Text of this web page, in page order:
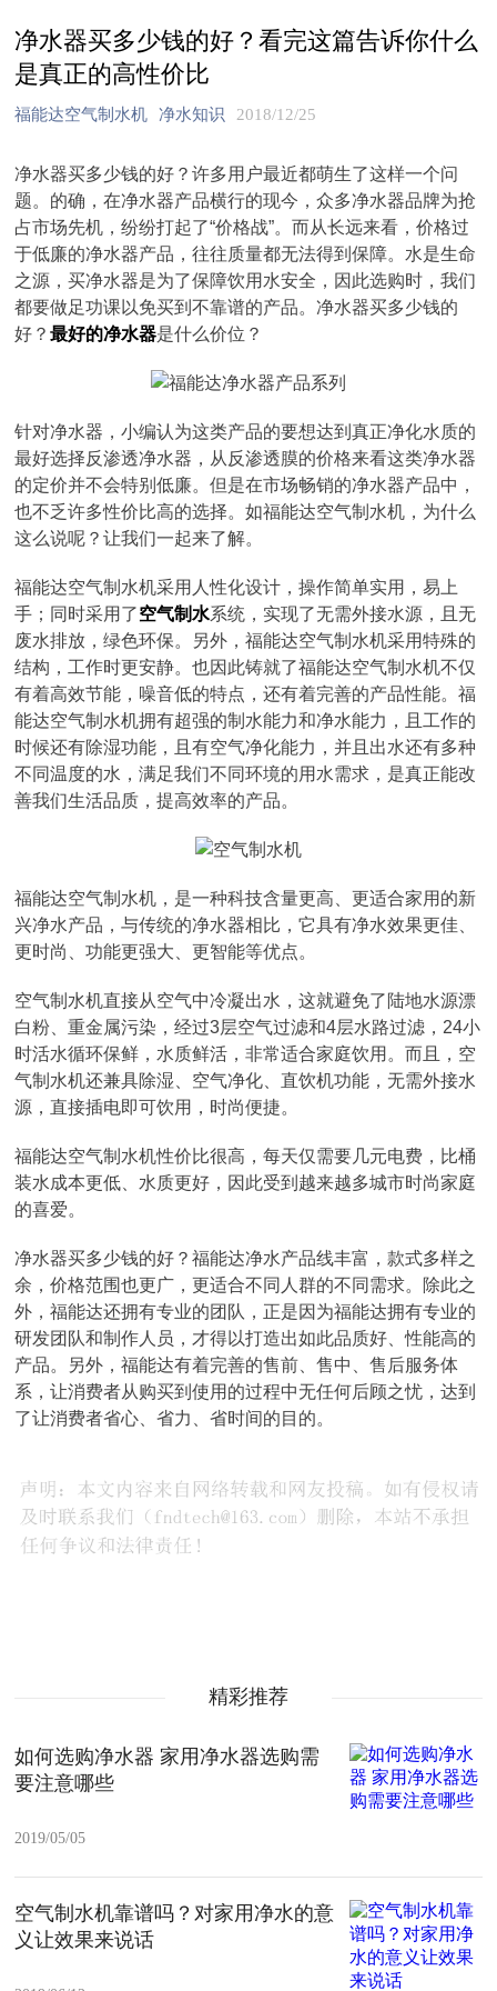
净水器买多少钱的好？看完这篇告诉你什么
是真正的高性价比
福能达空气制水机 净水知识 2018/12/25
净水器买多少钱的好？许多用户最近都萌生了这样一个问
题。的确，在净水器产品横行的现今，众多净水器品牌为抢
占市场先机，纷纷打起了“价格战”。而从长远来看，价格过
于低廉的净水器产品，往往质量都无法得到保障。水是生命
之源，买净水器是为了保障饮用水安全，因此选购时，我们
都要做足功课以免买到不靠谱的产品。净水器买多少钱的
好？最好的净水器是什么价位？
针对净水器，小编认为这类产品的要想达到真正净化水质的
最好选择反渗透净水器，从反渗透膜的价格来看这类净水器
的定价并不会特别低廉。但是在市场畅销的净水器产品中，
也不乏许多性价比高的选择。如福能达空气制水机，为什么
这么说呢？让我们一起来了解。
福能达空气制水机采用人性化设计，操作简单实用，易上
手；同时采用了空气制水系统，实现了无需外接水源，且无
废水排放，绿色环保。另外，福能达空气制水机采用特殊的
结构，工作时更安静。也因此铸就了福能达空气制水机不仅
有着高效节能，噪音低的特点，还有着完善的产品性能。福
能达空气制水机拥有超强的制水能力和净水能力，且工作的
时候还有除湿功能，且有空气净化能力，并且出水还有多种
不同温度的水，满足我们不同环境的用水需求，是真正能改
善我们生活品质，提高效率的产品。
福能达空气制水机，是一种科技含量更高、更适合家用的新
兴净水产品，与传统的净水器相比，它具有净水效果更佳、
更时尚、功能更强大、更智能等优点。
空气制水机直接从空气中冷凝出水，这就避免了陆地水源漂
白粉、重金属污染，经过3层空气过滤和4层水路过滤，24小
时活水循环保鲜，水质鲜活，非常适合家庭饮用。而且，空
气制水机还兼具除湿、空气净化、直饮机功能，无需外接水
源，直接插电即可饮用，时尚便捷。
福能达空气制水机性价比很高，每天仅需要几元电费，比桶
装水成本更低、水质更好，因此受到越来越多城市时尚家庭
的喜爱。
净水器买多少钱的好？福能达净水产品线丰富，款式多样之
余，价格范围也更广，更适合不同人群的不同需求。除此之
外，福能达还拥有专业的团队，正是因为福能达拥有专业的
研发团队和制作人员，才得以打造出如此品质好、性能高的
产品。另外，福能达有着完善的售前、售中、售后服务体
系，让消费者从购买到使用的过程中无任何后顾之忧，达到
了让消费者省心、省力、省时间的目的。
精彩推荐
如何选购净水器 家用净水器选购需
要注意哪些
2019/05/05
空气制水机靠谱吗？对家用净水的意
义让效果来说话